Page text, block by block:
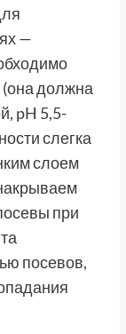
—
должна
pH 5,5-
слегка
слоем
при
посевов,